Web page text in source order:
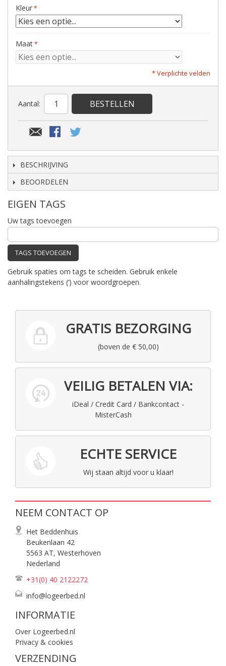
Kleur
Maat
* Verplichte velden
Aantal: BESTELLEN
BESCHRIJVING
BEOORDELEN
EIGEN TAGS
Uw tags toevoegen
TAGS TOEVOEGEN
Gebruik spaties om tags te scheiden. Gebruik enkele
aanhalingstekens (‘) voor woordgroepen.
GRATIS BEZORGING
(boven de € 50,00)
VEILIG BETALEN VIA:
iDeal / Credit Card / Bankcontact -
MisterCash
ECHTE SERVICE
Wij staan altijd voor u klaar!
NEEM CONTACT OP
Het Beddenhuis
Beukenlaan 42
5563 AT, Westerhoven
Nederland
+31(0) 40 2122272
info@logeerbed.nl
INFORMATIE
Over Logeerbed.nl
Privacy & cookies
VERZENDING